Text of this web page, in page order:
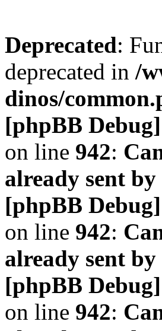
Deprecated:
deprecated in /
dinos/
[phpBB
on line 942:
already sent
[phpBB
on line 942:
already sent
[phpBB
on line 942: